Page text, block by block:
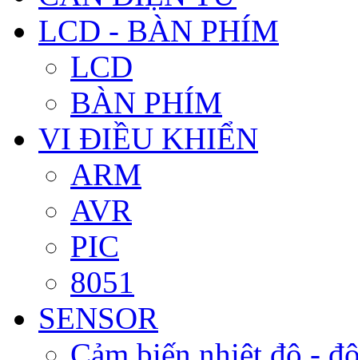
LCD - BÀN PHÍM
LCD
BÀN PHÍM
VI ĐIỀU KHIỂN
ARM
AVR
PIC
8051
SENSOR